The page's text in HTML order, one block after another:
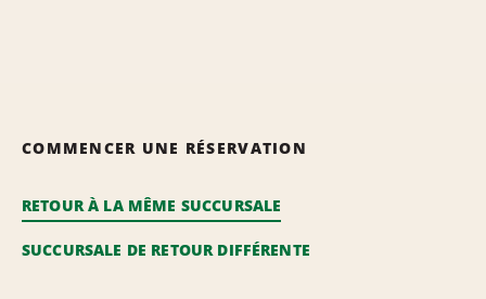
COMMENCER UNE RÉSERVATION
RETOUR À LA MÊME SUCCURSALE
SUCCURSALE DE RETOUR DIFFÉRENTE